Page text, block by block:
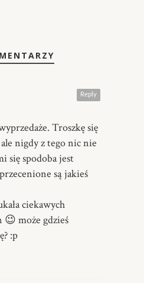
Reply
Troszkę się
nigdy z tego nic nie
się spodoba jest
są jakieś
ciekawych
może gdzieś
:p